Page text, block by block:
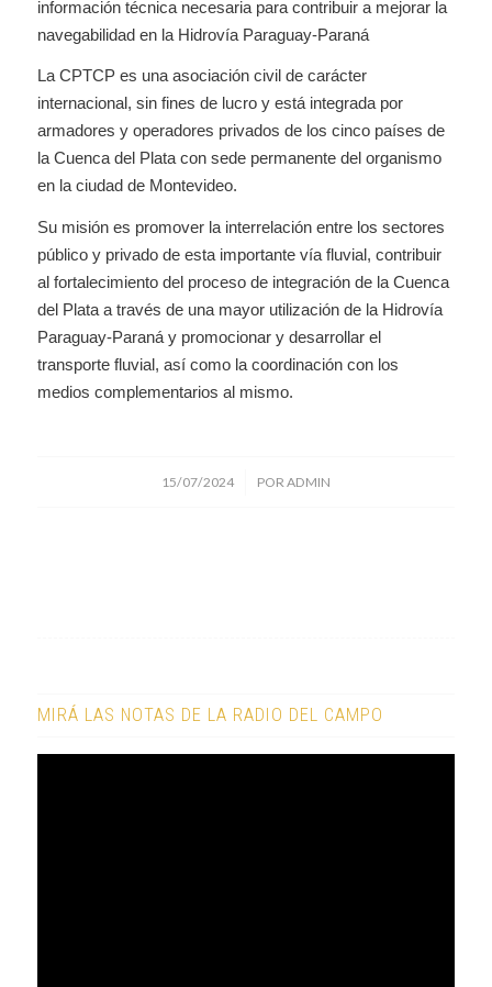
información técnica necesaria para contribuir a mejorar la
navegabilidad en la Hidrovía Paraguay-Paraná
La CPTCP es una asociación civil de carácter
internacional, sin fines de lucro y está integrada por
armadores y operadores privados de los cinco países de
la Cuenca del Plata con sede permanente del organismo
en la ciudad de Montevideo.
Su misión es promover la interrelación entre los sectores
público y privado de esta importante vía fluvial, contribuir
al fortalecimiento del proceso de integración de la Cuenca
del Plata a través de una mayor utilización de la Hidrovía
Paraguay-Paraná y promocionar y desarrollar el
transporte fluvial, así como la coordinación con los
medios complementarios al mismo.
15/07/2024
/ POR ADMIN
MIRÁ LAS NOTAS DE LA RADIO DEL CAMPO